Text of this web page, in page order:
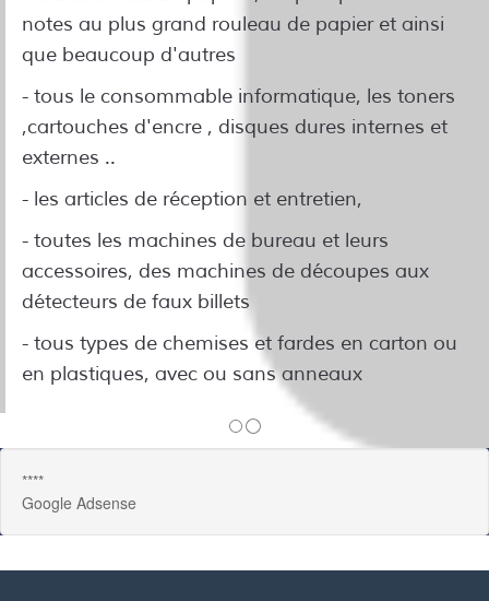
notes au plus grand rouleau de papier et ainsi
que beaucoup d'autres
- tous le consommable informatique, les toners
,cartouches d'encre , disques dures internes et
externes ..
- les articles de réception et entretien,
- toutes les machines de bureau et leurs
accessoires, des machines de découpes aux
détecteurs de faux billets
- tous types de chemises et fardes en carton ou
en plastiques, avec ou sans anneaux
****
Google Adsense